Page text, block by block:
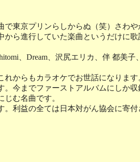
東京プリンらしからぬ（笑）さわや
ら進行していた楽曲というだけに歌
、Dream、沢尻エリカ、伴 都美子
からもカラオケでお世話になります
今までファーストアルバムにしか収
む名曲です。
利益の全ては日本対がん協会に寄付